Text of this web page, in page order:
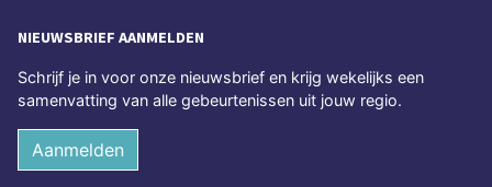
NIEUWSBRIEF AANMELDEN
Schrijf je in voor onze nieuwsbrief en krijg wekelijks een
samenvatting van alle gebeurtenissen uit jouw regio.
Aanmelden